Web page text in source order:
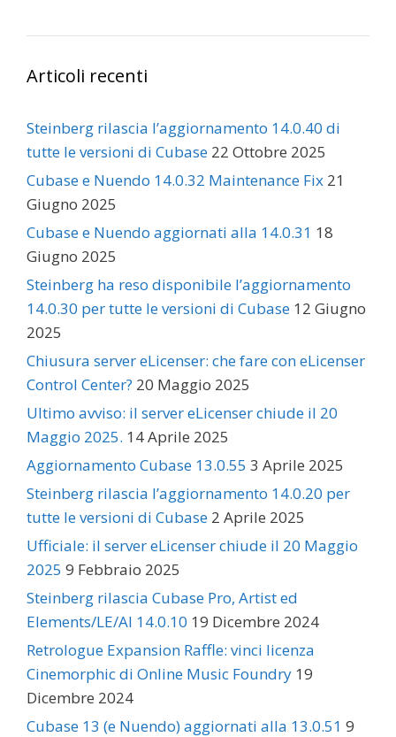
Articoli recenti
Steinberg rilascia l’aggiornamento 14.0.40 di
tutte le versioni di Cubase 22 Ottobre 2025
Cubase e Nuendo 14.0.32 Maintenance Fix 21
Giugno 2025
Cubase e Nuendo aggiornati alla 14.0.31 18
Giugno 2025
Steinberg ha reso disponibile l’aggiornamento
14.0.30 per tutte le versioni di Cubase 12 Giugno
2025
Chiusura server eLicenser: che fare con eLicenser
Control Center? 20 Maggio 2025
Ultimo avviso: il server eLicenser chiude il 20
Maggio 2025. 14 Aprile 2025
Aggiornamento Cubase 13.0.55 3 Aprile 2025
Steinberg rilascia l’aggiornamento 14.0.20 per
tutte le versioni di Cubase 2 Aprile 2025
Ufficiale: il server eLicenser chiude il 20 Maggio
2025 9 Febbraio 2025
Steinberg rilascia Cubase Pro, Artist ed
Elements/LE/AI 14.0.10 19 Dicembre 2024
Retrologue Expansion Raffle: vinci licenza
Cinemorphic di Online Music Foundry 19
Dicembre 2024
Cubase 13 (e Nuendo) aggiornati alla 13.0.51 9